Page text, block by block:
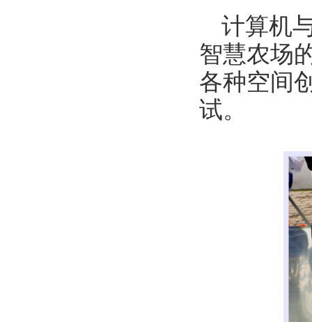
计算机
智慧农场
各种空间
试。